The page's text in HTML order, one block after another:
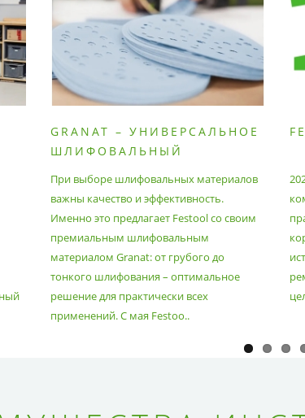
GRANAT – УНИВЕРСАЛЬНОЕ
ШЛИФОВАЛЬНЫЙ
При выборе шлифовальных материалов
важны качество и эффективность.
Именно это предлагает Festool со своим
премиальным шлифовальным
материалом Granat: от грубого до
тонкого шлифования – оптимальное
решение для практически всех
применений. С мая Festoo..